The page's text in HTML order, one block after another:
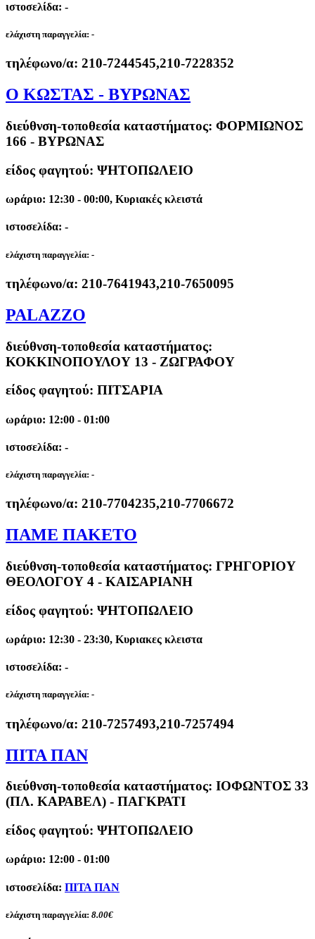
ιστοσελίδα: -
ελάχιστη παραγγελία: -
τηλέφωνο/α: 210-7244545,210-7228352
Ο ΚΩΣΤΑΣ - ΒΥΡΩΝΑΣ
διεύθνση-τοποθεσία καταστήματος: ΦΟΡΜΙΩΝΟΣ
166 - ΒΥΡΩΝΑΣ
είδος φαγητού: ΨΗΤΟΠΩΛΕΙΟ
ωράριο: 12:30 - 00:00, Κυριακές κλειστά
ιστοσελίδα: -
ελάχιστη παραγγελία: -
τηλέφωνο/α: 210-7641943,210-7650095
PALAZZO
διεύθνση-τοποθεσία καταστήματος:
ΚΟΚΚΙΝΟΠΟΥΛΟΥ 13 - ΖΩΓΡΑΦΟΥ
είδος φαγητού: ΠΙΤΣΑΡΙΑ
ωράριο: 12:00 - 01:00
ιστοσελίδα: -
ελάχιστη παραγγελία: -
τηλέφωνο/α: 210-7704235,210-7706672
ΠΑΜΕ ΠΑΚΕΤΟ
διεύθνση-τοποθεσία καταστήματος: ΓΡΗΓΟΡΙΟΥ
ΘΕΟΛΟΓΟΥ 4 - ΚΑΙΣΑΡΙΑΝΗ
είδος φαγητού: ΨΗΤΟΠΩΛΕΙΟ
ωράριο: 12:30 - 23:30, Κυριακες κλειστα
ιστοσελίδα: -
ελάχιστη παραγγελία: -
τηλέφωνο/α: 210-7257493,210-7257494
ΠΙΤΑ ΠΑΝ
διεύθνση-τοποθεσία καταστήματος: ΙΟΦΩΝΤΟΣ 33
(ΠΛ. ΚΑΡΑΒΕΛ) - ΠΑΓΚΡΑΤΙ
είδος φαγητού: ΨΗΤΟΠΩΛΕΙΟ
ωράριο: 12:00 - 01:00
ιστοσελίδα: ΠΙΤΑ ΠΑΝ
ελάχιστη παραγγελία: 8.00€